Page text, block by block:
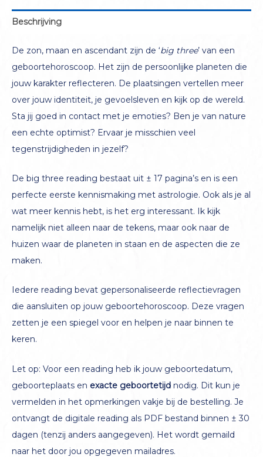
Beschrijving
De zon, maan en ascendant zijn de ‘big three’ van een
geboortehoroscoop. Het zijn de persoonlijke planeten die
jouw karakter reflecteren. De plaatsingen vertellen meer
over jouw identiteit, je gevoelsleven en kijk op de wereld.
Sta jij goed in contact met je emoties? Ben je van nature
een echte optimist? Ervaar je misschien veel
tegenstrijdigheden in jezelf?
De big three reading bestaat uit ± 17 pagina’s en is een
perfecte eerste kennismaking met astrologie. Ook als je al
wat meer kennis hebt, is het erg interessant. Ik kijk
namelijk niet alleen naar de tekens, maar ook naar de
huizen waar de planeten in staan en de aspecten die ze
maken.
Iedere reading bevat gepersonaliseerde reflectievragen
die aansluiten op jouw geboortehoroscoop. Deze vragen
zetten je een spiegel voor en helpen je naar binnen te
keren.
Let op: Voor een reading heb ik jouw geboortedatum,
geboorteplaats en exacte geboortetijd nodig. Dit kun je
vermelden in het opmerkingen vakje bij de bestelling. Je
ontvangt de digitale reading als PDF bestand binnen ± 30
dagen (tenzij anders aangegeven). Het wordt gemaild
naar het door jou opgegeven mailadres.